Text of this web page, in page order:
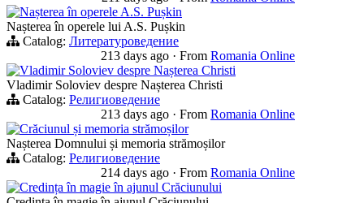
Nașterea în operele A.S. Pușkin
Nașterea în operele lui A.S. Pușkin
Catalog: Литературоведение
213 days ago · From Romania Online
Vladimir Soloviev despre Nașterea Christi
Vladimir Soloviev despre Nașterea Christi
Catalog: Религиоведение
213 days ago · From Romania Online
Crăciunul și memoria strămoșilor
Nașterea Domnului și memoria strămoșilor
Catalog: Религиоведение
214 days ago · From Romania Online
Credința în magie în ajunul Crăciunului